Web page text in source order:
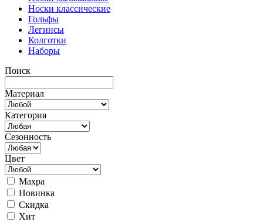
Носки классические
Гольфы
Легинсы
Колготки
Наборы
Поиск
Материал
Категория
Сезонность
Цвет
Махра
Новинка
Скидка
Хит